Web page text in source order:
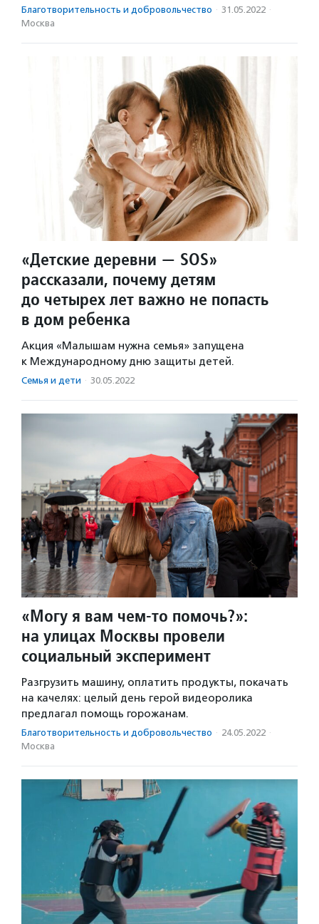
Благотвори­тель­ность и доброволь­чест­во · 31.05.2022 ·
Москва
«Детские деревни — SOS»
рассказали, почему детям
до четырех лет важно не попасть
в дом ребенка
Акция «Малышам нужна семья» запущена
к Международному дню защиты детей.
Семья и дети · 30.05.2022
«Могу я вам чем-то помочь?»:
на улицах Москвы провели
социальный эксперимент
Разгрузить машину, оплатить продукты, покачать
на качелях: целый день герой видеоролика
предлагал помощь горожанам.
Благотвори­тель­ность и доброволь­чест­во · 24.05.2022 ·
Москва